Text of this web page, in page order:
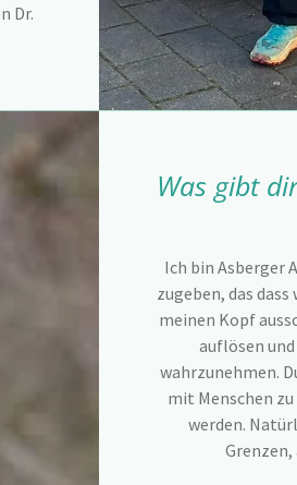
Dr.
Was gibt
Ich bin Asberger
zugeben, das
meinen Kopf
auflösen
wahrzunehmen.
mit Menschen
werden.